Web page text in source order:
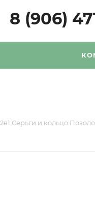
8 (906)
и